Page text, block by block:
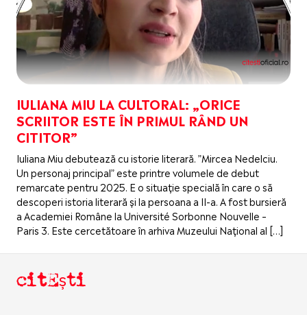
IULIANA MIU LA CULTORAL: „ORICE
SCRIITOR ESTE ÎN PRIMUL RÂND UN
CITITOR”
Iuliana Miu debutează cu istorie literară. ”Mircea Nedelciu.
Un personaj principal” este printre volumele de debut
remarcate pentru 2025. E o situație specială în care o să
descoperi istoria literară și la persoana a II-a. A fost bursieră
a Academiei Române la Université Sorbonne Nouvelle –
Paris 3. Este cercetătoare în arhiva Muzeului Național al […]
citEști